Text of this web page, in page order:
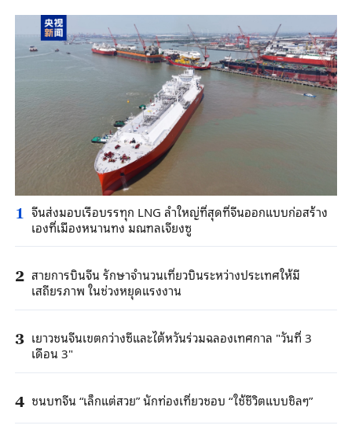
1 จีนส่งมอบเรือบรรทุก LNG ลำใหญ่ที่สุดที่จีนออกแบบก่อสร้าง
เองที่เมืองหนานทง มณฑลเจียงซู
2 สายการบินจีน รักษาจำนวนเที่ยวบินระหว่างประเทศให้มี
เสถียรภาพ ในช่วงหยุดแรงงาน
3 เยาวชนจีนเขตกว่างซีและไต้หวันร่วมฉลองเทศกาล "วันที่ 3
เดือน 3"
4 ชนบทจีน “เล็กแต่สวย” นักท่องเที่ยวชอบ “ใช้ชีวิตแบบชิลๆ”